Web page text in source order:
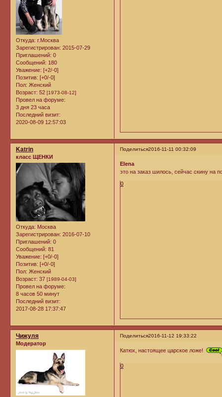
Откуда: г.Москва
Зарегистрирован: 2015-07-29
Приглашений: 0
Сообщений: 180
Уважение: [+2/-0]
Позитив: [+0/-0]
Пол: Женский
Возраст: 52 [1973-08-12]
Провел на форуме:
3 дня 23 часа
Последний визит:
2020-08-09 12:57:03
Поделиться2016-11-11 00:32:09
Katrin
класс ЩЕНКИ
Откуда: Москва
Зарегистрирован: 2016-07-10
Приглашений: 0
Сообщений: 81
Уважение: [+0/-0]
Позитив: [+0/-0]
Пол: Женский
Возраст: 37 [1989-04-03]
Провел на форуме:
8 часов 50 минут
Последний визит:
2017-08-28 17:37:47
Elena
это на заказ шилось, сейчас скину на
0
Поделиться2016-11-12 19:33:22
Чижуля
Модератор
Катюх, настоящее царское ложе!
0